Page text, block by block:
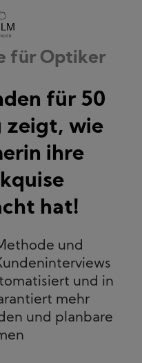
für Optiker
für 50
zeigt, wie
ihre
hat!
und
und in
mehr
und planbare